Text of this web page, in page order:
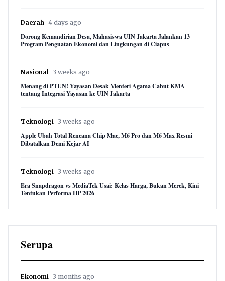
Daerah 4 days ago
Dorong Kemandirian Desa, Mahasiswa UIN Jakarta Jalankan 13
Program Penguatan Ekonomi dan Lingkungan di Ciapus
Nasional 3 weeks ago
Menang di PTUN! Yayasan Desak Menteri Agama Cabut KMA
tentang Integrasi Yayasan ke UIN Jakarta
Teknologi 3 weeks ago
Apple Ubah Total Rencana Chip Mac, M6 Pro dan M6 Max Resmi
Dibatalkan Demi Kejar AI
Teknologi 3 weeks ago
Era Snapdragon vs MediaTek Usai: Kelas Harga, Bukan Merek, Kini
Tentukan Performa HP 2026
Serupa
Ekonomi 3 months ago